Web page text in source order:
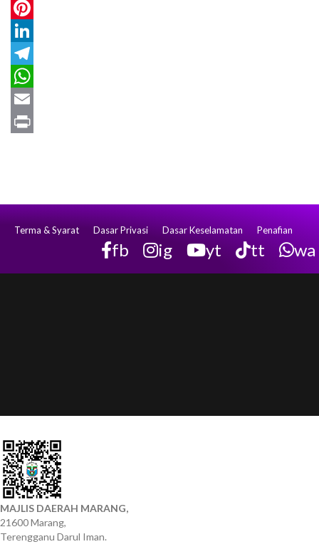
Twitter
Pinterest
LinkedIn
Telegram
WhatsApp
Email
Terma & Syarat Dasar Privasi Dasar Keselamatan Penafian
fb ig yt tt wa
MAJLIS DAERAH MARANG,
21600 Marang,
Terengganu Darul Iman.